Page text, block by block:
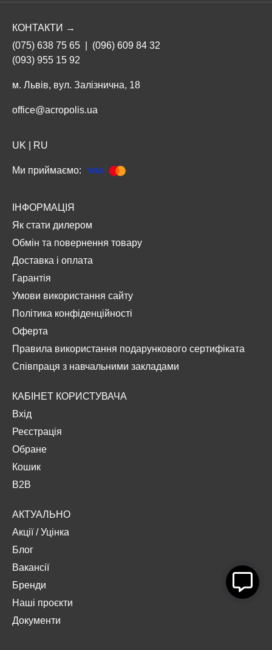
КОНТАКТИ →
(075) 638 75 65
(096) 609 84 32
(093) 955 15 92
м. Львів, вул. Залізнична, 18
office@acropolis.ua
UK RU
Ми приймаємо:
ІНФОРМАЦІЯ
Як стати дилером
Обмін та повернення товару
Доставка і оплата
Гарантія
Умови використання сайту
Політика конфіденційності
Оферта
Правила використання подарункового сертифіката
Співпраця з навчальними закладами
КАБІНЕТ КОРИСТУВАЧА
Вхід
Реєстрація
Обране
Кошик
B2B
АКТУАЛЬНО
Акції/Уцінка
Блог
Вакансії
Бренди
Наші проєкти
Документи